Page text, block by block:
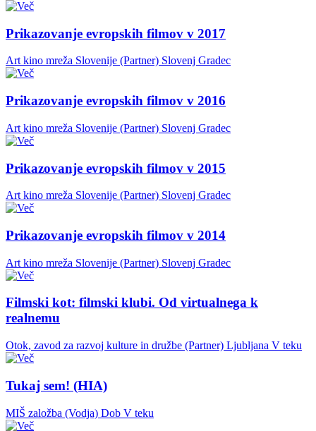
Prikazovanje evropskih filmov v 2017
Art kino mreža Slovenije (Partner) Slovenj Gradec
Prikazovanje evropskih filmov v 2016
Art kino mreža Slovenije (Partner) Slovenj Gradec
Prikazovanje evropskih filmov v 2015
Art kino mreža Slovenije (Partner) Slovenj Gradec
Prikazovanje evropskih filmov v 2014
Art kino mreža Slovenije (Partner) Slovenj Gradec
Filmski kot: filmski klubi. Od virtualnega k
realnemu
Otok, zavod za razvoj kulture in družbe (Partner) Ljubljana V teku
Tukaj sem! (HIA)
MIŠ založba (Vodja) Dob V teku